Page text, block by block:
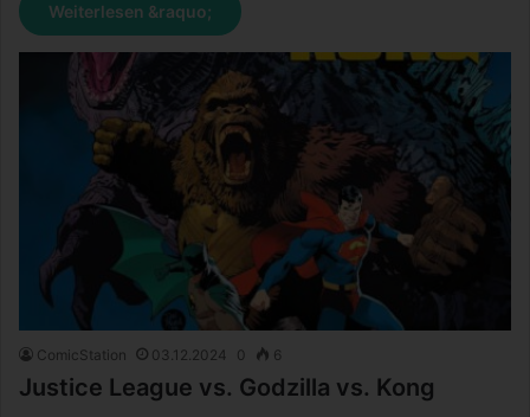
Weiterlesen &raquo;
ComicStation 03.12.2024 0 6
Justice League vs. Godzilla vs. Kong